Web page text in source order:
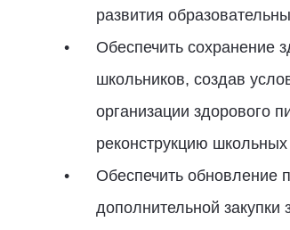
развития
Обеспечить сохранение
школьников, создав
организации здорового
реконструкцию
Обеспечить обновление
дополнительной